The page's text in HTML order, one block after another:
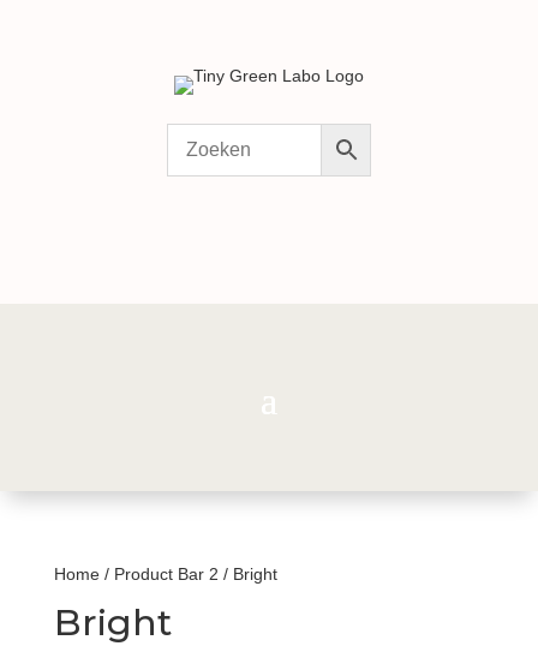
Home/ Product Bar 2 / Bright
Bright